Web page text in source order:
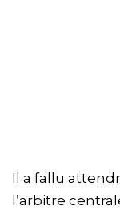
Il a fallu
l’arbitre